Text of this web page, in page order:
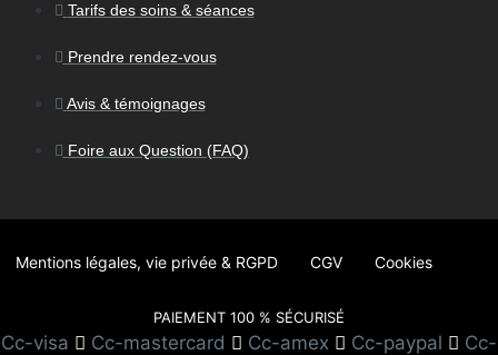
Tarifs des soins & séances
Prendre rendez-vous
Avis & témoignages
Foire aux Question (FAQ)
Mentions légales, vie privée & RGPD CGV Cookies
PAIEMENT 100 % SÉCURISÉ
Cc-visa Cc-mastercard Cc-amex Cc-paypal
Cc-